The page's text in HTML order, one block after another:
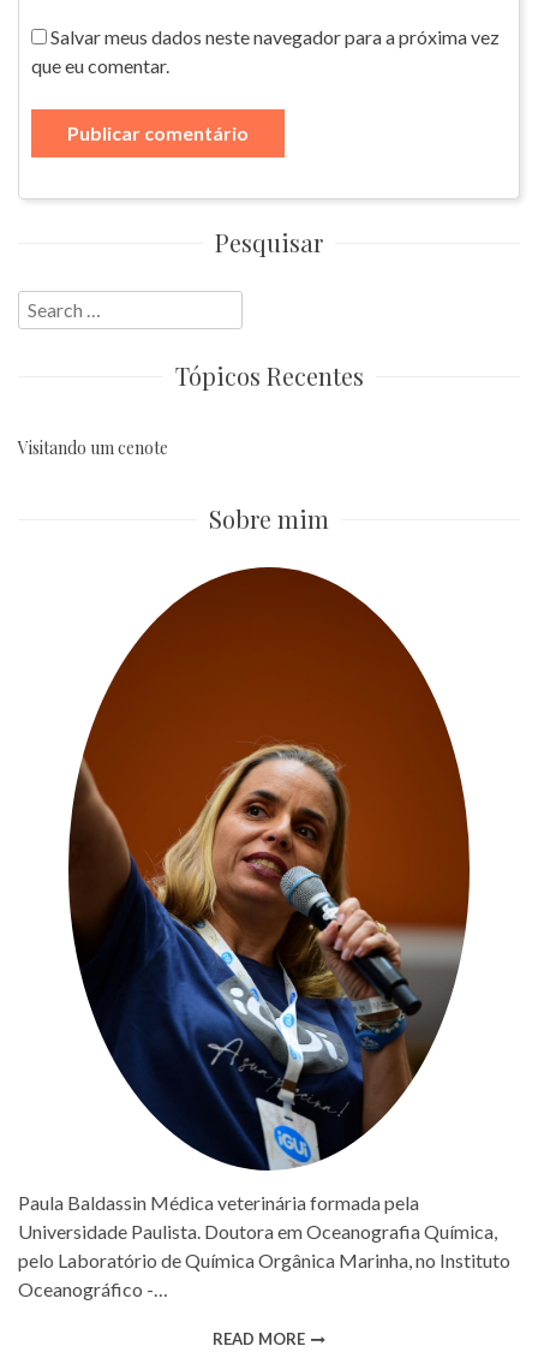
Salvar meus dados neste navegador para a próxima vez
que eu comentar.
Pesquisar
Search
for:
Tópicos Recentes
Visitando um cenote
Sobre mim
Paula Baldassin Médica veterinária formada pela
Universidade Paulista. Doutora em Oceanografia Química,
pelo Laboratório de Química Orgânica Marinha, no Instituto
Oceanográfico -…
READ MORE